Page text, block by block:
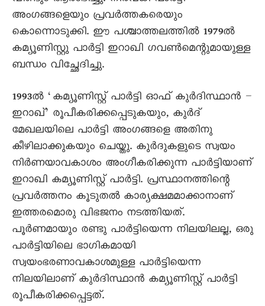
അംഗങ്ങളെയും പ്രവർത്തകരെയും
കൊന്നൊടുക്കി. ഈ പശ്ചാത്തലത്തിൽ 1979ൽ
കമ്യൂണിസ്റ്റു പാർട്ടി ഇറാഖി ഗവൺമെന്റുമായുള്ള
ബന്ധം വിച്ഛേദിച്ചു.
1993ൽ ‘കമ്യൂണിസ്റ്റ് പാർട്ടി ഓഫ് കുർദിസ്ഥാൻ –
ഇറാഖ്’ രൂപീകരിക്കപ്പെടുകയും, കുർദ്
മേഖലയിലെ പാർട്ടി അംഗങ്ങളെ അതിനു
കീഴിലാക്കുകയും ചെയ്തു. കുർദുകളുടെ സ്വയം
നിർണയാവകാശം അംഗീകരിക്കുന്ന പാർട്ടിയാണ്
ഇറാഖി കമ്യൂണിസ്റ്റ് പാർട്ടി. പ്രസ്ഥാനത്തിന്റെ
പ്രവർത്തനം കൂടുതൽ കാര്യക്ഷമമാക്കാനാണ്
ഇത്തരമൊരു വിഭജനം നടത്തിയത്.
പൂർണമായും രണ്ടു പാർട്ടിയെന്ന നിലയിലല്ല, ഒരു
പാർട്ടിയിലെ ഭാഗികമായി
സ്വയംഭരണാവകാശമുള്ള പാർട്ടിയെന്ന
നിലയിലാണ് കുർദിസ്ഥാൻ കമ്യൂണിസ്റ്റ് പാർട്ടി
രൂപീകരിക്കപ്പെട്ടത്.